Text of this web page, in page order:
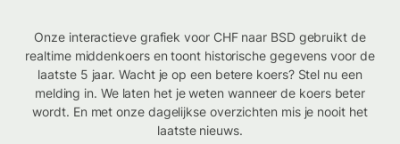
Onze interactieve grafiek voor CHF naar BSD gebruikt de
realtime middenkoers en toont historische gegevens voor de
laatste 5 jaar. Wacht je op een betere koers? Stel nu een
melding in. We laten het je weten wanneer de koers beter
wordt. En met onze dagelijkse overzichten mis je nooit het
laatste nieuws.